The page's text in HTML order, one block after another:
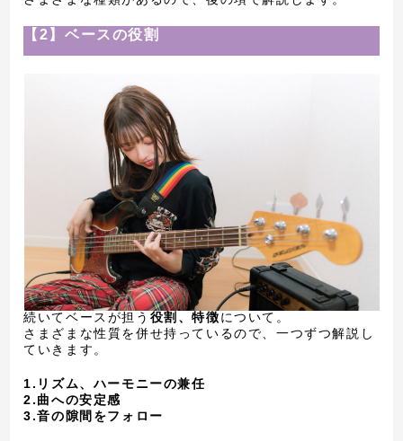
【2】ベースの役割
続いてベースが担う 役割、特徴について。
さまざまな性質を併せ持っているので、一つずつ解説し
ていきます。
1.リズム、ハーモニーの兼任
2.曲への安定感
3.音の隙間をフォロー